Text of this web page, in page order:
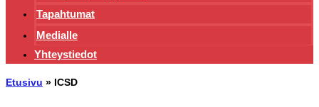
Tapahtumat
Medialle
Yhteystiedot
Etusivu » ICSD